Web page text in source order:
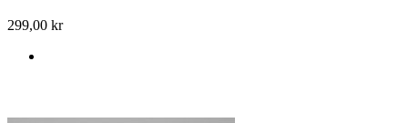
299,00 kr